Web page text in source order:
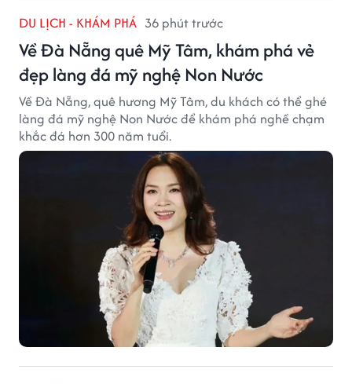
DU LỊCH - KHÁM PHÁ 36 phút trước
Về Đà Nẵng quê Mỹ Tâm, khám phá vẻ
đẹp làng đá mỹ nghệ Non Nước
Về Đà Nẵng, quê hương Mỹ Tâm, du khách có thể ghé
làng đá mỹ nghệ Non Nước để khám phá nghề chạm
khắc đá hơn 300 năm tuổi.